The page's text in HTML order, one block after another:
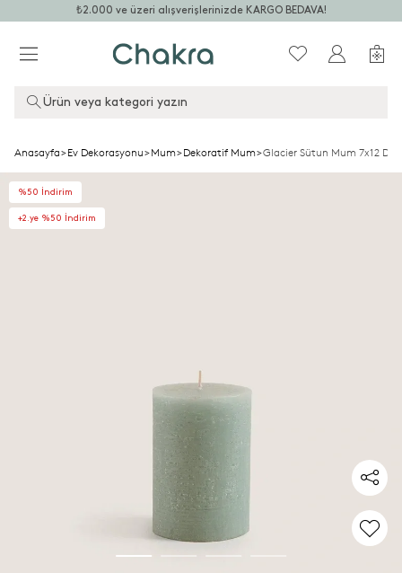
₺2.000 ve üzeri alışverişlerinizde KARGO BEDAVA!
Ürün veya kategori yazın
Anasayfa>Ev Dekorasyonu>Mum>Dekoratif Mum>Glacier Sütun Mum 7x12
%50 İndirim
+2.ye %50 İndirim